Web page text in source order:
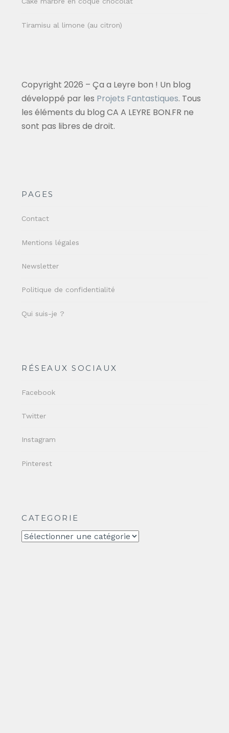
Tiramisu al limone (au citron)
Copyright 2026 – Ça a Leyre bon ! Un blog
développé par les Projets Fantastiques. Tous
les éléments du blog CA A LEYRE BON.FR ne
sont pas libres de droit.
PAGES
Contact
Mentions légales
Newsletter
Politique de confidentialité
Qui suis-je ?
RÉSEAUX SOCIAUX
Facebook
Twitter
Instagram
Pinterest
CATEGORIE
CATEGORIE